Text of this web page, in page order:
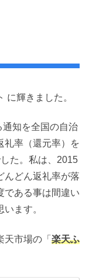
に輝きました。
知を全国の自治
礼率（還元率）を
た。私は、2015
んどん返礼率が落
である事は間違い
ます。
市場の「 楽天ふ